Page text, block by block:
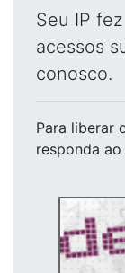
Seu IP
acessos
conosco.
Para liberar
responda